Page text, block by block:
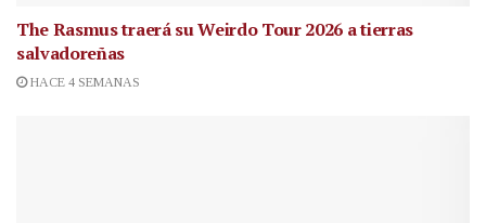
The Rasmus traerá su Weirdo Tour 2026 a tierras
salvadoreñas
HACE 4 SEMANAS